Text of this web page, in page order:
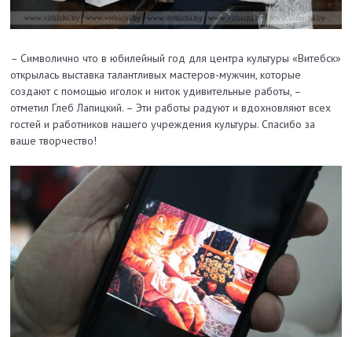
– Символично что в юбилейный год для центра культуры «Витебск»
открылась выставка талантливых мастеров-мужчин, которые
создают с помощью иголок и ниток удивительные работы, –
отметил Глеб Лапицкий. – Эти работы радуют и вдохновляют всех
гостей и работников нашего учреждения культуры. Спасибо за
ваше творчество!